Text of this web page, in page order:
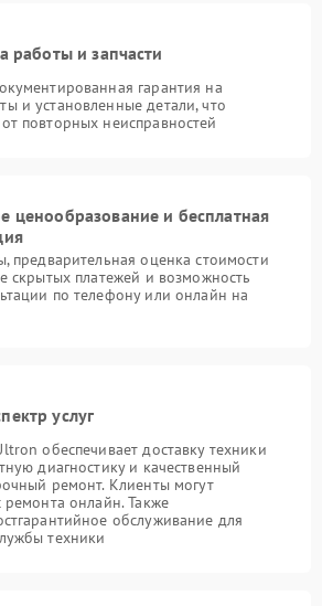
работы и запчасти
гарантия на
и установленные детали, что
повторных неисправностей
ценообразование и бесплатная
предварительная оценка стоимости
скрытых платежей и возможность
по телефону или онлайн на
услуг
обеспечивает доставку техники
диагностику и качественный
ремонт. Клиенты могут
ремонта онлайн. Также
обслуживание для
техники